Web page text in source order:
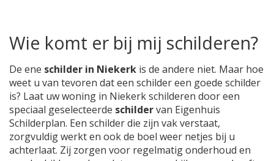
Wie komt er bij mij schilderen?
De ene schilder in Niekerk is de andere niet. Maar hoe
weet u van tevoren dat een schilder een goede schilder
is? Laat uw woning in Niekerk schilderen door een
speciaal geselecteerde schildervan Eigenhuis
Schilderplan. Een schilder die zijn vak verstaat,
zorgvuldig werkt en ook de boel weer netjes bij u
achterlaat. Zij zorgen voor regelmatig onderhoud en